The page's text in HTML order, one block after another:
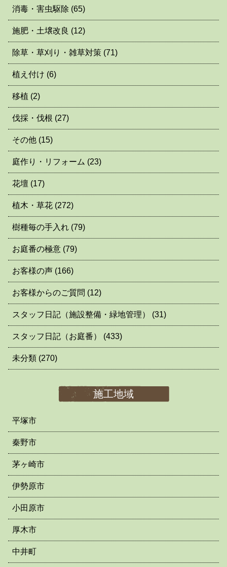
消毒・害虫駆除 (65)
施肥・土壌改良 (12)
除草・草刈り・雑草対策 (71)
植え付け (6)
移植 (2)
伐採・伐根 (27)
その他 (15)
庭作り・リフォーム (23)
花壇 (17)
植木・草花 (272)
樹種毎の手入れ (79)
お庭番の極意 (79)
お客様の声 (166)
お客様からのご質問 (12)
スタッフ日記（施設整備・緑地管理） (31)
スタッフ日記（お庭番） (433)
未分類 (270)
施工地域
平塚市
秦野市
茅ヶ崎市
伊勢原市
小田原市
厚木市
中井町